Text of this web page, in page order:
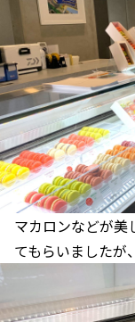
マカロンなどが美
てもらいましたが